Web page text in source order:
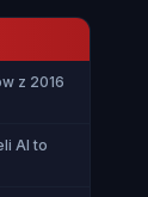
z 2016
AI to